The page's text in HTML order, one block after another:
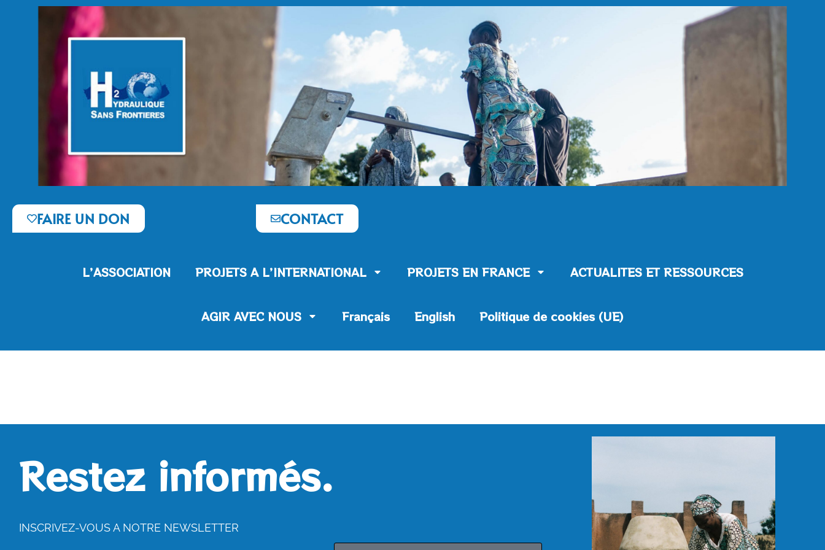
FAIRE UN DON CONTACT
L’ASSOCIATION PROJETS A L’INTERNATIONAL PROJETS EN FRANCE ACTUALITES ET RESSOURCES
AGIR AVEC NOUS Français English Politique de cookies (UE)
Restez informés.
INSCRIVEZ-VOUS A NOTRE NEWSLETTER